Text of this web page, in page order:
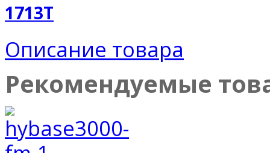
1713T
Описание товара
Рекомендуемые